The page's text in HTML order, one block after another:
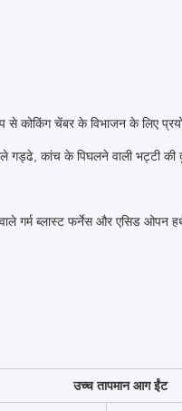
से कोकिंग चेंबर के विभाजन के लिए
गड्ढे, कांच के पिघलने वाली भट्टी की
गर्म ब्लास्ट फर्नेस और एसिड ओपन
उच्च तापमान आग ईंट